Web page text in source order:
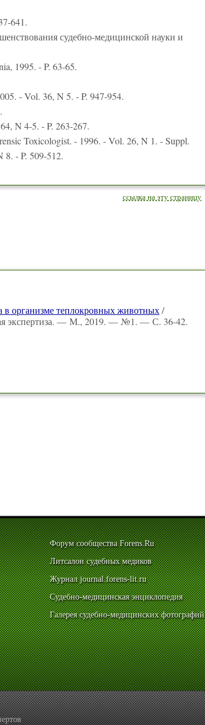
641.
судебно-медицинской науки и
1995. - P. 63-65.
- Vol. 36, N 5. - P. 947-954.
N 4-5. - P. 263-267.
Toxicologist. - 1996. - Vol. 26, N 1. - Suppl.
8. - P. 509-512.
ссылка на эту страницу
в организме теплокровных животных/
экспертиза. — М., 2019. — №1. — С. 36-42.
Форум сообщества Forens.Ru
Литсалон судебных медиков
Журнал journal.forens-lit.ru
Судебно-медицинская энциклопедия
Галерея судебно-медицинских фотографий